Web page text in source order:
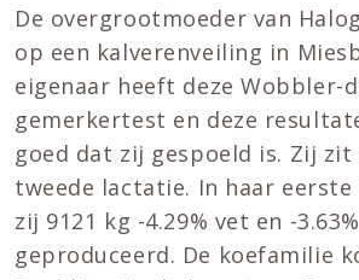
De overgrootmoeder van
op een kalverenveiling in
eigenaar heeft deze Wobbler-
gemerkertest en deze
goed dat zij gespoeld is. Zij
tweede lactatie. In haar
zij 9121 kg -4.29% vet en -
geproduceerd. De koefamilie